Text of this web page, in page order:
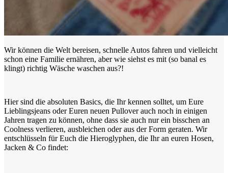
Wir können die Welt bereisen, schnelle Autos fahren und vielleicht
schon eine Familie ernähren, aber wie siehst es mit (so banal es
klingt) richtig Wäsche waschen aus?!
Hier sind die absoluten Basics, die Ihr kennen solltet, um Eure
Lieblingsjeans oder Euren neuen Pullover auch noch in einigen
Jahren tragen zu können, ohne dass sie auch nur ein bisschen an
Coolness verlieren, ausbleichen oder aus der Form geraten. Wir
entschlüsseln für Euch die Hieroglyphen, die Ihr an euren Hosen,
Jacken & Co findet: